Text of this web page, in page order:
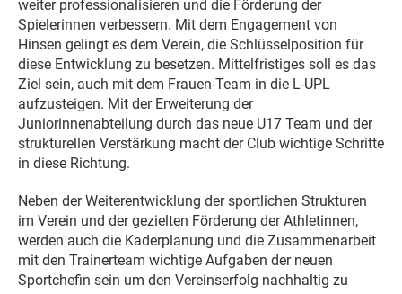
weiter professionalisieren und die Förderung der
Spielerinnen verbessern. Mit dem Engagement von
Hinsen gelingt es dem Verein, die Schlüsselposition für
diese Entwicklung zu besetzen. Mittelfristiges soll es das
Ziel sein, auch mit dem Frauen-Team in die L-UPL
aufzusteigen. Mit der Erweiterung der
Juniorinnenabteilung durch das neue U17 Team und der
strukturellen Verstärkung macht der Club wichtige Schritte
in diese Richtung.
Neben der Weiterentwicklung der sportlichen Strukturen
im Verein und der gezielten Förderung der Athletinnen,
werden auch die Kaderplanung und die Zusammenarbeit
mit den Trainerteam wichtige Aufgaben der neuen
Sportchefin sein um den Vereinserfolg nachhaltig zu